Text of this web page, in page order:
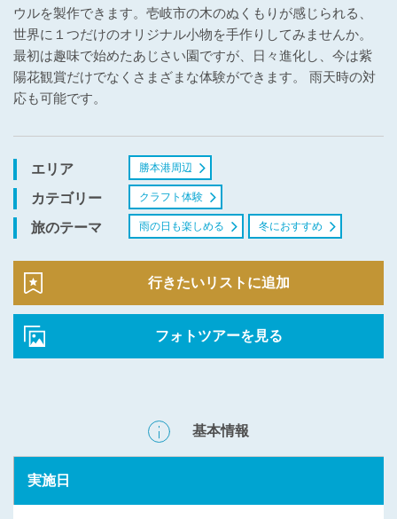
ウルを製作できます。壱岐市の木のぬくもりが感じられる、
世界に１つだけのオリジナル小物を手作りしてみませんか。
最初は趣味で始めたあじさい園ですが、日々進化し、今は紫
陽花観賞だけでなくさまざまな体験ができます。 雨天時の対
応も可能です。
エリア 勝本港周辺
カテゴリー クラフト体験
旅のテーマ 雨の日も楽しめる 冬におすすめ
行きたいリストに追加
フォトツアーを見る
基本情報
実施日